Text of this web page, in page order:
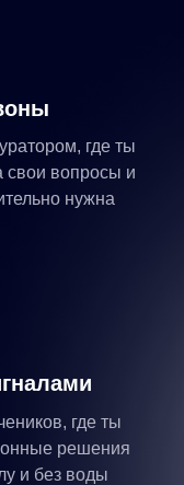
по
от
- как
где ты
свои вопросы и
нужна
где ты
решения
и без воды